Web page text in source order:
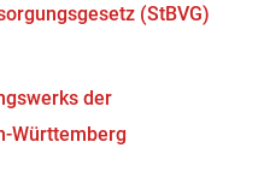
(StBVG)
der
Württemberg